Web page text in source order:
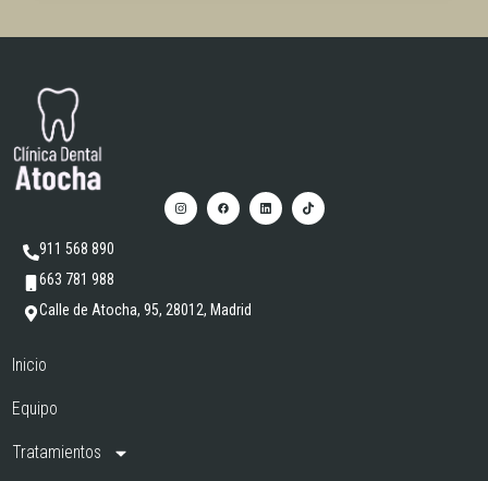
911 568 890
663 781 988
Calle de Atocha, 95, 28012, Madrid
Inicio
Equipo
Tratamientos